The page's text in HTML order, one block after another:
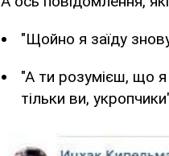
"Щойно я заїду
"А ти розумієш, що я
тільки ви,